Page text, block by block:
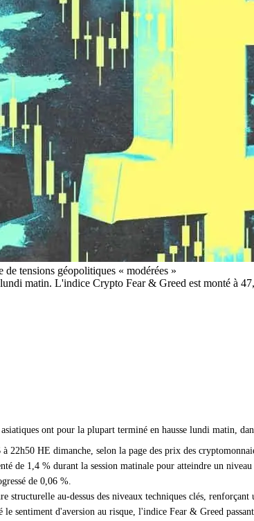
tensions géopolitiques « modérées »
matin. L'indice Crypto Fear & Greed est monté à
ont pour la plupart terminé en hausse lundi matin,
HE dimanche, selon la page des prix des
de 1,4 % durant la session matinale pour atteindre un
de 0,06 %.
structurelle au-dessus des niveaux techniques clés,
sentiment d'aversion au risque, l'indice Fear & Greed